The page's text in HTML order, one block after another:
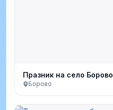
Празник на село Борово
Борово